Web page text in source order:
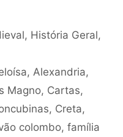
, História Geral,
,Alexandria,
Magno, Cartas,
, Creta,
colombo, família